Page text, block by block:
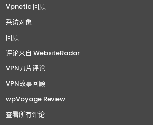
Vpnetic 回顾
采访对象
回顾
评论来自 WebsiteRadar
VPN刀片评论
VPN故事回顾
wpVoyage Review
查看所有评论